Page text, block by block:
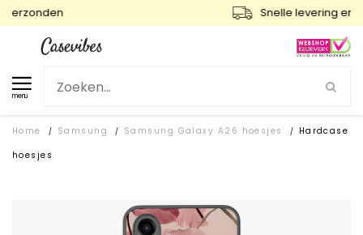
Snelle levering en gratis ruilen
menu
Home / Samsung / Samsung Galaxy A26 hoesjes /
Hardcase
hoesjes